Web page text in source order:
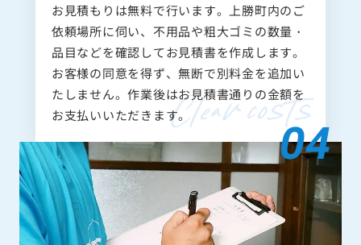
お見積もりは無料で行います。上勝町内のご
依頼場所に伺い、不用品や粗大ゴミの数量・
品目などを確認してお見積書を作成します。
お客様の同意を得ず、無断で別料金を追加い
たしません。作業後はお見積書通りの金額を
お支払いいただきます。